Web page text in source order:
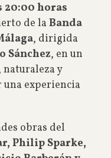
20:00 horas
de la Banda
, dirigida
Sánchez, en un
y
una experiencia
obras del
Philip Sparke,